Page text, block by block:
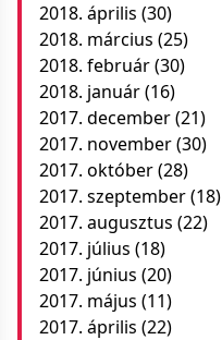
2018. április (30)
2018. március (25)
2018. február(30)
2018. január(16)
2017. december(21)
2017. november(30)
2017. október(28)
2017. szeptember(18)
2017. augusztus (22)
2017. július (18)
2017. június (20)
2017. május (11)
2017. április (22)